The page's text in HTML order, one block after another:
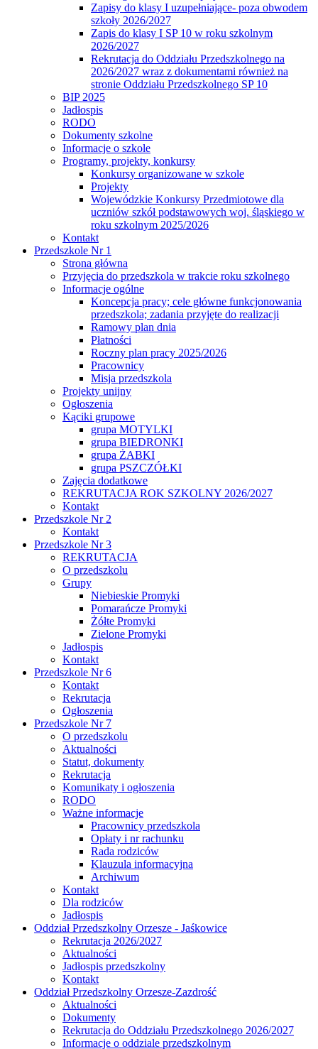
Zapisy do klasy I uzupełniające- poza obwodem
szkoły 2026/2027
Zapis do klasy I SP 10 w roku szkolnym
2026/2027
Rekrutacja do Oddziału Przedszkolnego na
2026/2027 wraz z dokumentami również na
stronie Oddziału Przedszkolnego SP 10
BIP 2025
Jadłospis
RODO
Dokumenty szkolne
Informacje o szkole
Programy, projekty, konkursy
Konkursy organizowane w szkole
Projekty
Wojewódzkie Konkursy Przedmiotowe dla
uczniów szkół podstawowych woj. śląskiego w
roku szkolnym 2025/2026
Kontakt
Przedszkole Nr 1
Strona główna
Przyjęcia do przedszkola w trakcie roku szkolnego
Informacje ogólne
Koncepcja pracy; cele główne funkcjonowania
przedszkola; zadania przyjęte do realizacji
Ramowy plan dnia
Płatności
Roczny plan pracy 2025/2026
Pracownicy
Misja przedszkola
Projekty unijny
Ogłoszenia
Kąciki grupowe
grupa MOTYLKI
grupa BIEDRONKI
grupa ŻABKI
grupa PSZCZÓŁKI
Zajęcia dodatkowe
REKRUTACJA ROK SZKOLNY 2026/2027
Kontakt
Przedszkole Nr 2
Kontakt
Przedszkole Nr 3
REKRUTACJA
O przedszkolu
Grupy
Niebieskie Promyki
Pomarańcze Promyki
Żółte Promyki
Zielone Promyki
Jadłospis
Kontakt
Przedszkole Nr 6
Kontakt
Rekrutacja
Ogłoszenia
Przedszkole Nr 7
O przedszkolu
Aktualności
Statut, dokumenty
Rekrutacja
Komunikaty i ogłoszenia
RODO
Ważne informacje
Pracownicy przedszkola
Opłaty i nr rachunku
Rada rodziców
Klauzula informacyjna
Archiwum
Kontakt
Dla rodziców
Jadłospis
Oddział Przedszkolny Orzesze - Jaśkowice
Rekrutacja 2026/2027
Aktualności
Jadłospis przedszkolny
Kontakt
Oddział Przedszkolny Orzesze-Zazdrość
Aktualności
Dokumenty
Rekrutacja do Oddziału Przedszkolnego 2026/2027
Informacje o oddziale przedszkolnym